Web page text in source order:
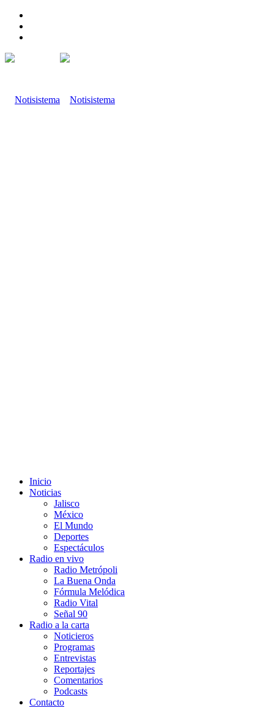
Inicio
Noticias
Jalisco
México
El Mundo
Deportes
Espectáculos
Radio en vivo
Radio Metrópoli
La Buena Onda
Fórmula Melódica
Radio Vital
Señal 90
Radio a la carta
Noticieros
Programas
Entrevistas
Reportajes
Comentarios
Podcasts
Contacto